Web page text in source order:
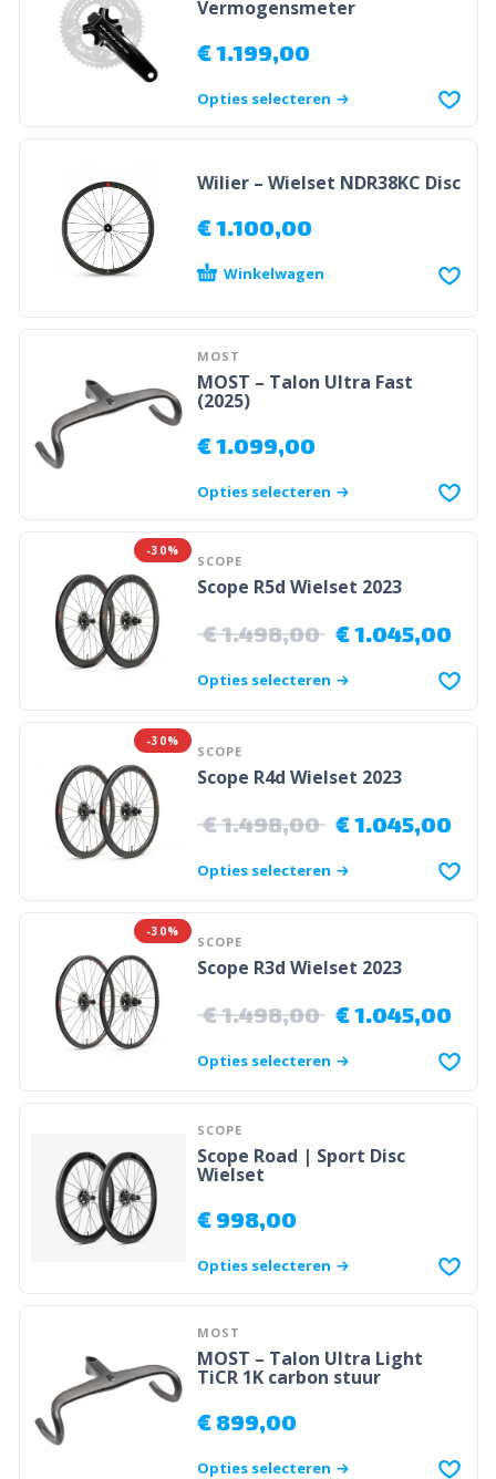
Vermogensmeter
€1.199,00
Opties selecteren
Wilier – Wielset NDR38KC Disc
€1.100,00
Winkelwagen
MOST
MOST – Talon Ultra Fast
(2025)
€1.099,00
Opties selecteren
-30%
SCOPE
Scope R5d Wielset 2023
€1.498,00 €1.045,00
Opties selecteren
-30%
SCOPE
Scope R4d Wielset 2023
€1.498,00 €1.045,00
Opties selecteren
-30%
SCOPE
Scope R3d Wielset 2023
€1.498,00 €1.045,00
Opties selecteren
SCOPE
Scope Road | Sport Disc
Wielset
€998,00
Opties selecteren
MOST
MOST – Talon Ultra Light
TiCR 1K carbon stuur
€899,00
Opties selecteren